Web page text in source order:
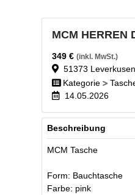
MCM HERREN
349 € (inkl. MwSt.)
51373 Leverkusen
Kategorie
14.05.2026
Beschreibung
MCM Tasche
Form: Bauchtasche
Farbe: pink